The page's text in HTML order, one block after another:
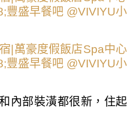
內部裝潢都很新，住起